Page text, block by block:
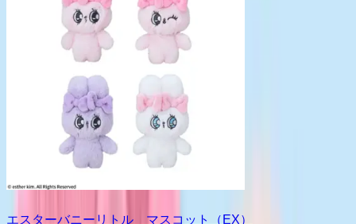
エスターバニーリトル マスコット（EX）